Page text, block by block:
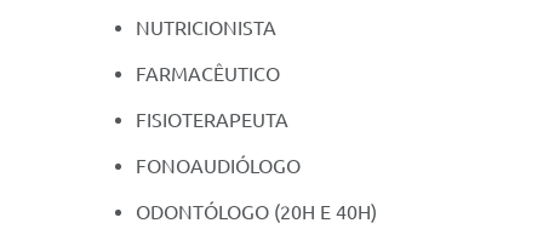
NUTRICIONISTA
FARMACÊUTICO
FISIOTERAPEUTA
FONOAUDIÓLOGO
ODONTÓLOGO (20H E 40H)